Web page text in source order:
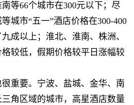
等66个城市在300元以下；尽
城市“五一”酒店价格在300-400
成以上；淮北、淮南、株洲、
较低，假期价格较平日涨幅较
要。宁波、盐城、金华、南
角区域的城市，高星酒店数量